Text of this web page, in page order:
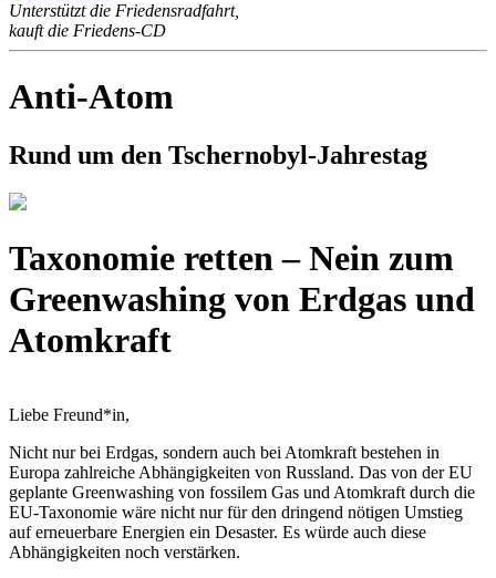
Unterstützt die Friedensradfahrt,
kauft die Friedens-CD
Anti-Atom
Rund um den Tschernobyl-Jahrestag
Taxonomie retten – Nein zum
Greenwashing von Erdgas und
Atomkraft
Liebe Freund*in,
Nicht nur bei Erdgas, sondern auch bei Atomkraft bestehen in
Europa zahlreiche Abhängigkeiten von Russland. Das von der EU
geplante Greenwashing von fossilem Gas und Atomkraft durch die
EU-Taxonomie wäre nicht nur für den dringend nötigen Umstieg
auf erneuerbare Energien ein Desaster. Es würde auch diese
Abhängigkeiten noch verstärken.